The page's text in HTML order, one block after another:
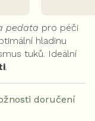
doručení
pedata pro péči
hladinu
tuků. Ideální
.